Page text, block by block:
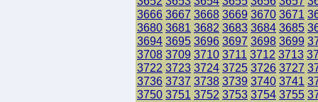
3666 3667 3668 3669 3670 3671
3680 3681 3682 3683 3684 3685
3694 3695 3696 3697 3698 3699
3708 3709 3710 3711 3712 3713
3722 3723 3724 3725 3726 3727
3736 3737 3738 3739 3740 3741
3750 3751 3752 3753 3754 3755